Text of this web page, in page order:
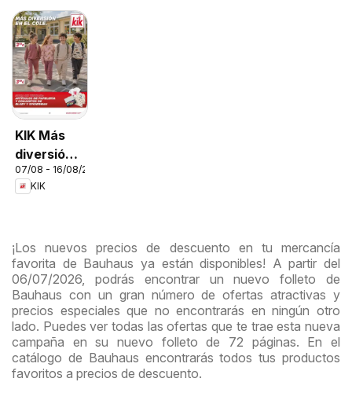
KIK Más
diversión
en el cole
07/08 - 16/08/2026
KIK
¡Los nuevos precios de descuento en tu mercancía
favorita de Bauhaus ya están disponibles! A partir del
06/07/2026, podrás encontrar un nuevo folleto de
Bauhaus con un gran número de ofertas atractivas y
precios especiales que no encontrarás en ningún otro
lado. Puedes ver todas las ofertas que te trae esta nueva
campaña en su nuevo folleto de 72 páginas. En el
catálogo de Bauhaus encontrarás todos tus productos
favoritos a precios de descuento.